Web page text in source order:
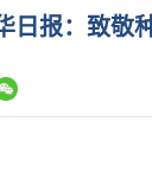
日报：致敬